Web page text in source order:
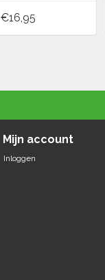
€16,95
Mijn account
Inloggen